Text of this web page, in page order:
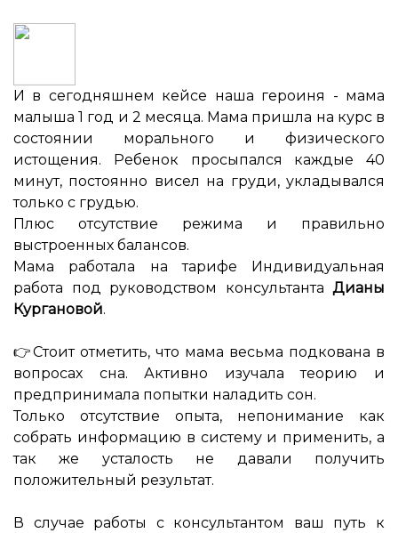
И в сегодняшнем кейсе наша героиня - мама
малыша 1 год и 2 месяца. Мама пришла на курс в
состоянии морального и физического
истощения. Ребенок просыпался каждые 40
минут, постоянно висел на груди, укладывался
только с грудью.
Плюс отсутствие режима и правильно
выстроенных балансов.
Мама работала на тарифе Индивидуальная
работа под руководством консультанта Дианы
Кургановой.
👉Стоит отметить, что мама весьма подкована в
вопросах сна. Активно изучала теорию и
предпринимала попытки наладить сон.
Только отсутствие опыта, непонимание как
собрать информацию в систему и применить, а
так же усталость не давали получить
положительный результат.
В случае работы с консультантом ваш путь к